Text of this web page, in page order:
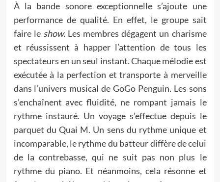
À la bande sonore exceptionnelle s’ajoute une
performance de qualité. En effet, le groupe sait
faire le show. Les membres dégagent un charisme
et réussissent à happer l’attention de tous les
spectateurs en un seul instant. Chaque mélodie est
exécutée à la perfection et transporte à merveille
dans l’univers musical de GoGo Penguin. Les sons
s’enchaînent avec fluidité, ne rompant jamais le
rythme instauré. Un voyage s’effectue depuis le
parquet du Quai M. Un sens du rythme unique et
incomparable, le rythme du batteur diffère de celui
de la contrebasse, qui ne suit pas non plus le
rythme du piano. Et néanmoins, cela résonne et